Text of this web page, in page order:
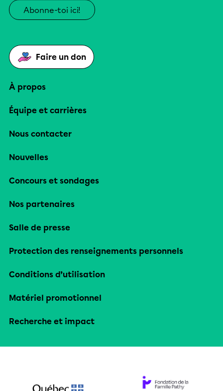
Abonne-toi ici!
Faire un don
À propos
Équipe et carrières
Nous contacter
Nouvelles
Concours et sondages
Nos partenaires
Salle de presse
Protection des renseignements personnels
Conditions d’utilisation
Matériel promotionnel
Recherche et impact